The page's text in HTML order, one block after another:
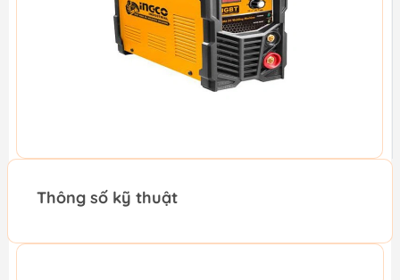
Thông số kỹ thuật